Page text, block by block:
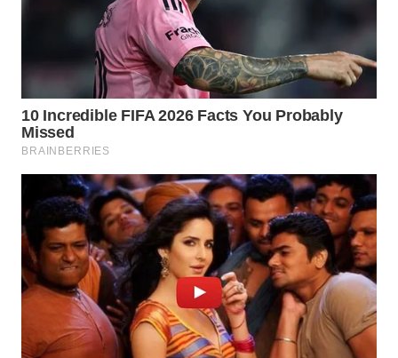
MANDALIKA
WN
LIKUPANG
WN
LABUANBAJO
WN
BORNEO